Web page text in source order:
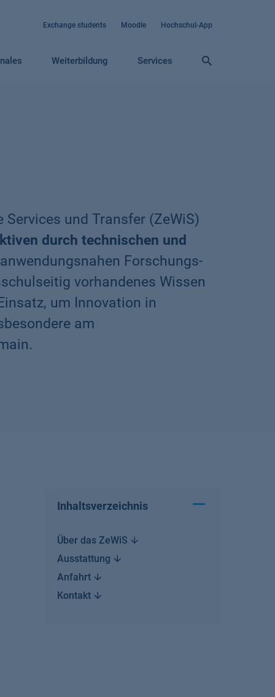
Exchange students Moodle Hochschul-App
Weiterbildung Services
und Transfer (ZeWiS)
durch technischen und
Forschungs-
vorhandenes Wissen
um Innovation in
am
Inhaltsverzeichnis
Über das ZeWiS
Ausstattung
Anfahrt
Kontakt